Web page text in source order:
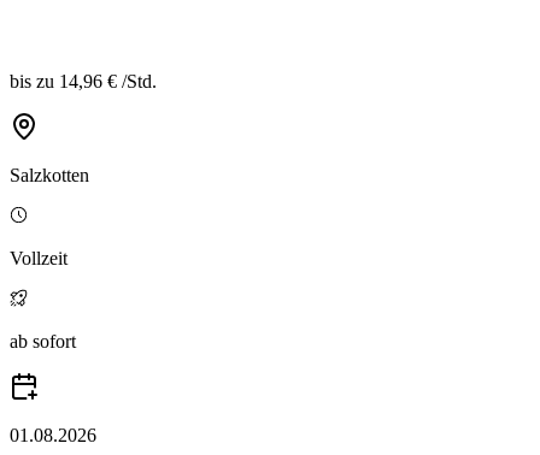
bis zu 14,96 € /Std.
Salzkotten
Vollzeit
ab sofort
01.08.2026